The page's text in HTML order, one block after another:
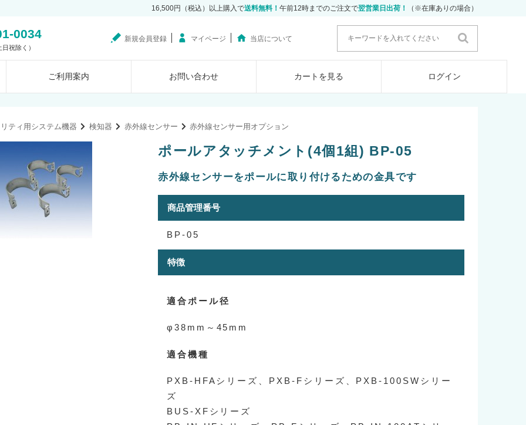
16,500円（税込）以上購入で送料無料！ 午前12時までのご注文で翌営業日出荷！ （※在庫ありの場合）
0034
祝除く）
新規会員登録 マイページ 当店について
ご利用案内 お問い合わせ カートを見る ログイン
ティ用システム機器 検知器 赤外線センサー 赤外線センサー用オプション
ポールアタッチメント(4個1組) BP-05
赤外線センサーをポールに取り付けるための金具です
商品管理番号
BP-05
特徴
適合ポール径
φ38mm～45mm
適合機種
PXB-HFAシリーズ、PXB-Fシリーズ、PXB-100SWシリー
ズ
BUS-XFシリーズ